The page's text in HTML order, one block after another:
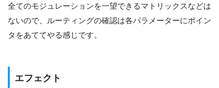
全てのモジュレーションを一望できるマトリックスなどは
ないので、ルーティングの確認は各パラメーターにポイン
タをあててやる感じです。
エフェクト